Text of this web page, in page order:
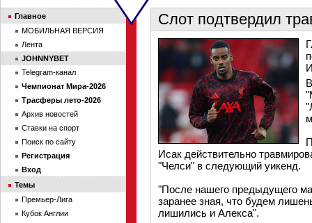
Слот подтвердил
Исак действительно
"Челси" в следующий уикенд.
"После нашего предыдущего
заранее зная, что будем
лишились и Алекса".
Главное
МОБИЛЬНАЯ ВЕРСИЯ
Лента
JOHNNYBET
Telegram-канал
Чемпионат Мира-2026
Трасферы лето-2026
Архив новостей
Ставки на спорт
Поиск по сайту
Регистрация
Вход
Темы
Премьер-Лига
Кубок Англии